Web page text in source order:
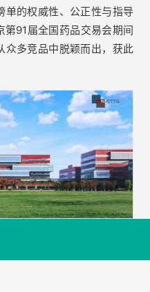
单的权威性、公正性与指导
第91届全国药品交易会期间
众多竞品中脱颖而出，获此